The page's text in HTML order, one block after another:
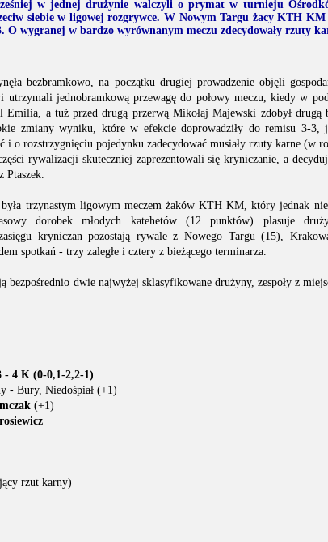
w jednej drużynie walczyli o prymat w turnieju
siebie w ligowej rozgrywce. W Nowym Targu żacy KTH KM
O wygranej w bardzo wyrównanym meczu zdecydowały rzuty
bezbramkowo, na początku drugiej prowadzenie objęli
utrzymali jednobramkową przewagę do połowy meczu, kiedy w
Emilia, a tuż przed drugą przerwą Mikołaj Majewski zdobył
zmiany wyniku, które w efekcie doprowadziły do remisu 3-3,
i o rozstrzygnięciu pojedynku zadecydować musiały rzuty karne (w
rywalizacji skuteczniej zaprezentowali się kryniczanie, a
Ptaszek.
trzynastym ligowym meczem żaków KTH KM, który jednak
dorobek młodych katehetów (12 punktów) plasuje
zasięgu kryniczan pozostają rywale z Nowego Targu (15),
spotkań - trzy zaległe i cztery z bieżącego terminarza.
bezpośrednio dwie najwyżej sklasyfikowane drużyny, zespoły z
4 K (0-0,1-2,2-1)
- Bury, Niedośpiał (+1)
(+1)
rzut karny)